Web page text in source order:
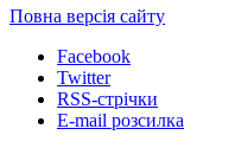
Повна версія сайту
Facebook
Twitter
RSS-стрічки
E-mail розсилка